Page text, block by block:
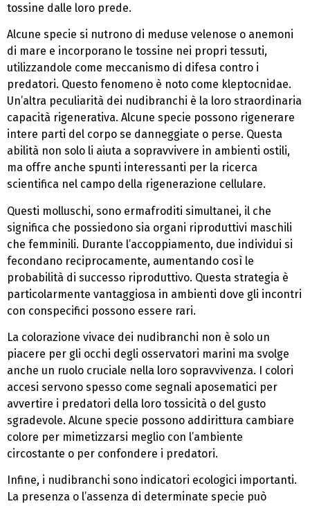
tossine dalle loro prede.
Alcune specie si nutrono di meduse velenose o anemoni
di mare e incorporano le tossine nei propri tessuti,
utilizzandole come meccanismo di difesa contro i
predatori. Questo fenomeno è noto come kleptocnidae.
Un’altra peculiarità dei nudibranchi è la loro straordinaria
capacità rigenerativa. Alcune specie possono rigenerare
intere parti del corpo se danneggiate o perse. Questa
abilità non solo li aiuta a sopravvivere in ambienti ostili,
ma offre anche spunti interessanti per la ricerca
scientifica nel campo della rigenerazione cellulare.
Questi molluschi, sono ermafroditi simultanei, il che
significa che possiedono sia organi riproduttivi maschili
che femminili. Durante l’accoppiamento, due individui si
fecondano reciprocamente, aumentando così le
probabilità di successo riproduttivo. Questa strategia è
particolarmente vantaggiosa in ambienti dove gli incontri
con conspecifici possono essere rari.
La colorazione vivace dei nudibranchi non è solo un
piacere per gli occhi degli osservatori marini ma svolge
anche un ruolo cruciale nella loro sopravvivenza. I colori
accesi servono spesso come segnali aposematici per
avvertire i predatori della loro tossicità o del gusto
sgradevole. Alcune specie possono addirittura cambiare
colore per mimetizzarsi meglio con l’ambiente
circostante o per confondere i predatori.
Infine, i nudibranchi sono indicatori ecologici importanti.
La presenza o l’assenza di determinate specie può